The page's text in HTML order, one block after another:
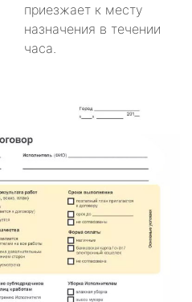
приезжает к месту
назначения в течении
часа.